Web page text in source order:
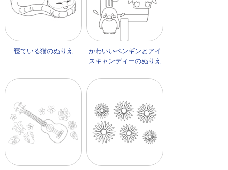
寝ている猫のぬりえ
かわいいペンギンとアイ
スキャンディーのぬりえ